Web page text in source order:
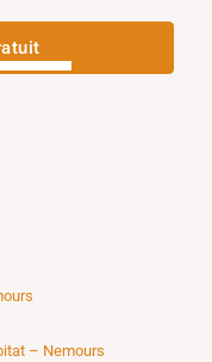
– Nemours